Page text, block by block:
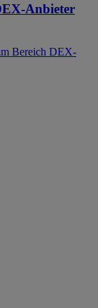
Anbieter
Bereich DEX-